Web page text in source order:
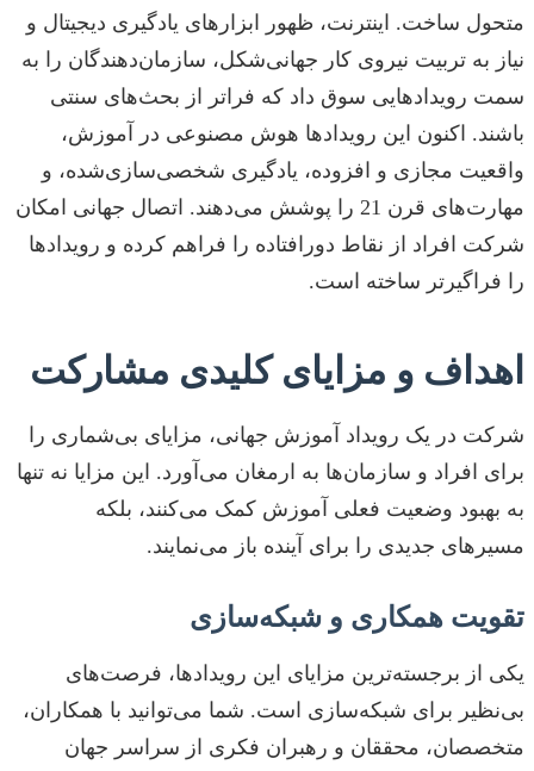
متحول ساخت. اینترنت، ظهور ابزارهای یادگیری دیجیتال و
نیاز به تربیت نیروی کار جهانی‌شکل، سازمان‌دهندگان را به
سمت رویدادهایی سوق داد که فراتر از بحث‌های سنتی
باشند. اکنون این رویدادها هوش مصنوعی در آموزش،
واقعیت مجازی و افزوده، یادگیری شخصی‌سازی‌شده، و
مهارت‌های قرن 21 را پوشش می‌دهند. اتصال جهانی امکان
شرکت افراد از نقاط دورافتاده را فراهم کرده و رویدادها
را فراگیرتر ساخته است.
اهداف و مزایای کلیدی مشارکت
شرکت در یک رویداد آموزش جهانی، مزایای بی‌شماری را
برای افراد و سازمان‌ها به ارمغان می‌آورد. این مزایا نه تنها
به بهبود وضعیت فعلی آموزش کمک می‌کنند، بلکه
مسیرهای جدیدی را برای آینده باز می‌نمایند.
تقویت همکاری و شبکه‌سازی
یکی از برجسته‌ترین مزایای این رویدادها، فرصت‌های
بی‌نظیر برای شبکه‌سازی است. شما می‌توانید با همکاران،
متخصصان، محققان و رهبران فکری از سراسر جهان